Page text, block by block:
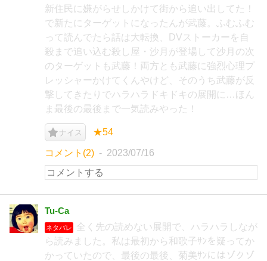
新住民に嫌がらせしかけて街から追い出してた！
で新たにターゲットになったんが武藤。ふむふむ
って読んでたら話は大転換、DVストーカーを自
殺まで追い込む殺し屋・沙月が登場して沙月の次
のターゲットも武藤！両方とも武藤に強烈心理プ
レッシャーかけてくんやけど、そのうち武藤が反
撃してきたりでハラハラドキドキの展開に…ほん
ま最後の最後まで一気読みやった！
ナイス ★54
コメント(2) 2023/07/16
Tu-Ca
ネタバレ
全く先の読めない展開で、ハラハラしなが
ら読みました。私は最初から和歌子ｻﾝを疑ってか
かっていたので、最後の最後、菊美ｻﾝにはゾクゾ